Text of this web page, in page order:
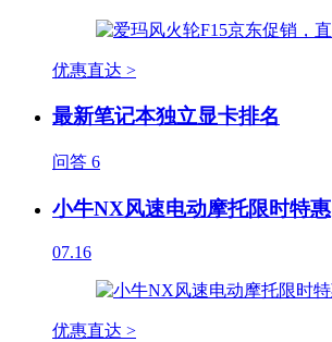
优惠直达 >
最新笔记本独立显卡排名
问答 6
小牛NX风速电动摩托限时特惠
07.16
优惠直达 >